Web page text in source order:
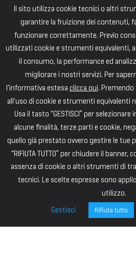
Il sito utilizza cookie tecnici o altri
garantire la fruizione dei contenuti,
funzionare correttamente. Previo
utilizzati cookie e strumenti equivalenti,
il consumo, la performance ed
migliorare i nostri servizi. Per
l'informativa estesa clicca qui. Premendo
all'uso di cookie e strumenti equivalenti
Usa il tasto "GESTISCI” per
alcune finalità, terze parti e cookie,
quello già prestato ovvero gestire le tue
“RIFIUTA TUTTO” per chiudere il
assenza di cookie o altri strumenti di
tecnici. Le scelte espresse sono
utilizzo.
Gestisci
Rifiuta tutto